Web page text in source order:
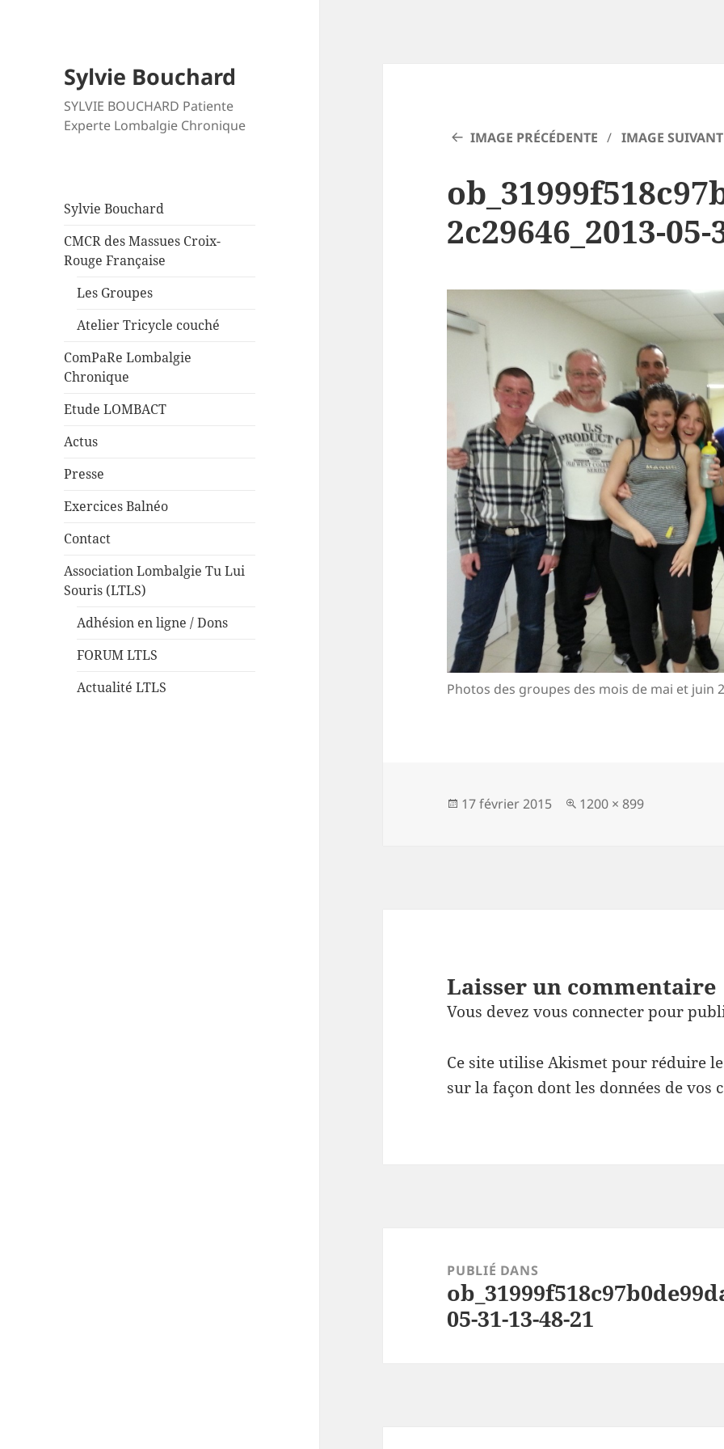
Sylvie Bouchard
SYLVIE BOUCHARD Patiente
Experte Lombalgie Chronique
Sylvie Bouchard
CMCR des Massues Croix-
Rouge Française
Les Groupes
Atelier Tricycle couché
ComPaRe Lombalgie
Chronique
Etude LOMBACT
Actus
Presse
Exercices Balnéo
Contact
Association Lombalgie Tu Lui
Souris (LTLS)
Adhésion en ligne / Dons
FORUM LTLS
Actualité LTLS
IMAGE PRÉCÉDENTE IMAGE
2c29646_2013-05-
Photos des groupes des mois de mai et juin
Publié
17 février 2015
Taille
1200 × 899
Laisser un commentaire
Vous devezvous connecterpour
Ce site utilise Akismet pour réduire
sur la façon dont les données de vos
PUBLIÉ DANS
05-31-13-48-21